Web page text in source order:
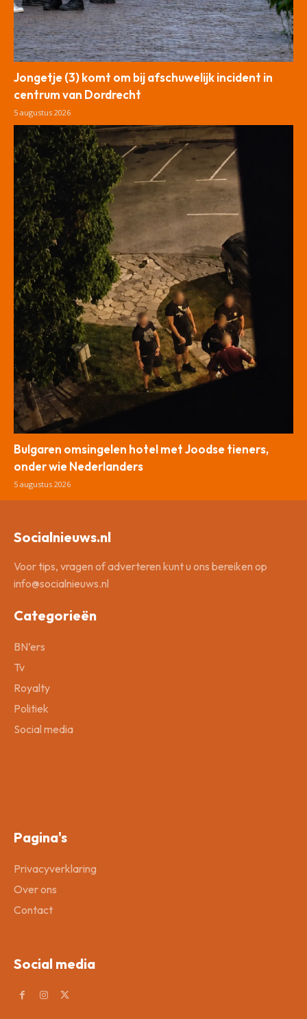
Jongetje (3) komt om bij afschuwelijk incident in
centrum van Dordrecht
5 augustus 2026
Bulgaren omsingelen hotel met Joodse tieners,
onder wie Nederlanders
5 augustus 2026
Socialnieuws.nl
Voor tips, vragen of adverteren kunt u ons bereiken op
info@socialnieuws.nl
Categorieën
BN’ers
Tv
Royalty
Politiek
Social media
Pagina's
Privacyverklaring
Over ons
Contact
Social media